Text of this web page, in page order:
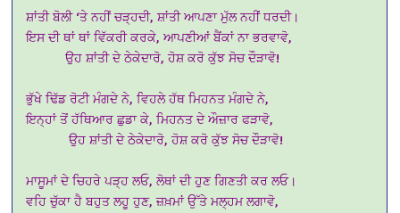
ਸ਼ਾਂਤੀ ਬੋਲੀ ‘ਤੇ ਨਹੀਂ ਚੜ੍ਹਦੀ, ਸ਼ਾਂਤੀ ਆਪਣਾ ਮੁੱਲ ਨਹੀਂ ਧਰਦੀ।
ਇਸ ਦੀ ਥਾਂ ਥਾਂ ਵਿੱਕਰੀ ਕਰਕੇ, ਆਪਣੀਆਂ ਬੈਂਕਾਂ ਨਾ ਭਰਵਾਵੋ,
ਉਹ ਸ਼ਾਂਤੀ ਦੇ ਠੇਕੇਦਾਰੋ, ਹੋਸ਼ ਕਰੋ ਕੁੱਝ ਸੋਚ ਦੌੜਾਵੋ!
ਭੁੱਖੇ ਢਿੱਡ ਰੋਟੀ ਮੰਗਦੇ ਨੇ, ਵਿਹਲੇ ਹੱਥ ਮਿਹਨਤ ਮੰਗਦੇ ਨੇ,
ਇਨ੍ਹਾਂ ਤੋਂ ਹੱਥਿਆਰ ਛੁਡਾ ਕੇ, ਮਿਹਨਤ ਦੇ ਔਜ਼ਾਰ ਫੜਾਵੋ,
ਉਹ ਸ਼ਾਂਤੀ ਦੇ ਠੇਕੇਦਾਰੋ, ਹੋਸ਼ ਕਰੋ ਕੁੱਝ ਸੋਚ ਦੌੜਾਵੋ!
ਮਾਸੂਮਾਂ ਦੇ ਚਿਹਰੇ ਪੜ੍ਹ ਲਓ, ਲੋਥਾਂ ਦੀ ਹੁਣ ਗਿਣਤੀ ਕਰ ਲਓ।
ਵਹਿ ਚੁੱਕਾ ਹੈ ਬਹੁਤ ਲਹੂ ਹੁਣ, ਜ਼ਖ਼ਮਾਂ ਉੱਤੇ ਮਲ੍ਹਮ ਲਗਾਵੋ,